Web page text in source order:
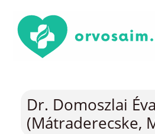
Dr. Domoszlai
(Mátraderecske,